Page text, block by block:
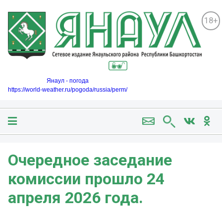
18+
Янаул - погода
https://world-weather.ru/pogoda/russia/perm/
Очередное заседание
комиссии прошло 24
апреля 2026 года.